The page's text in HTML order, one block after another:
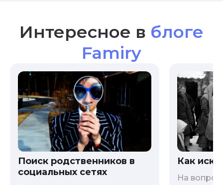
Интересное в блоге
Famiry
Поиск родственников в
социальных сетях
Как
На вопрос